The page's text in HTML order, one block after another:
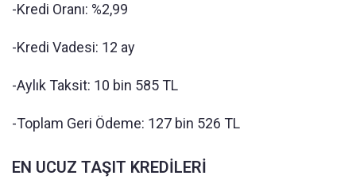
-Kredi Oranı: %2,99
-Kredi Vadesi: 12 ay
-Aylık Taksit: 10 bin 585 TL
-Toplam Geri Ödeme: 127 bin 526 TL
EN UCUZ TAŞIT KREDİLERİ